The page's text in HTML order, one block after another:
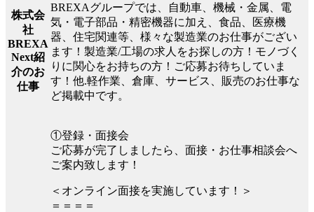
株式会
社
BREXA
Next紹
介のお
仕事
BREXAグループでは、自動車、機械・金属、電
気・電子部品・精密機器に加え、食品、医療機
器、住宅関連等、様々な製造業のお仕事がござい
ます！製造業/工場の求人をお探しの方！モノづく
りに関心をお持ちの方！ご応募お待ちしていま
す！他.軽作業、倉庫、サービス、販売のお仕事な
ど掲載中です。
①登録・面接会
ご応募が完了しましたら、面接・お仕事相談会へ
ご案内致します！
＜オンライン面接を実施しています！＞
＝＝＝＝